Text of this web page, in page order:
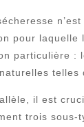
pour laquelle
particulière :
telles
il est
trois sous-